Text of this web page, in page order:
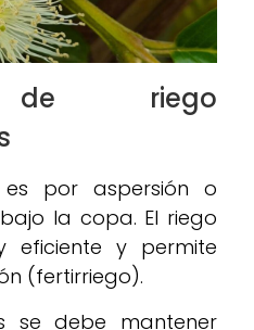
de riego
por aspersión o
la copa. El riego
eficiente y permite
(fertirriego).
se debe mantener